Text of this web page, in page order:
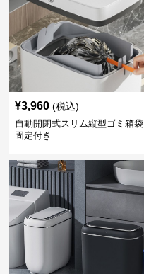
¥3,960 (税込)
自動開閉式スリム縦型ゴミ箱袋
固定付き